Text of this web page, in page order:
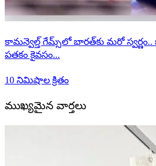
కామన్వెల్త్ గేమ్స్‌లో భారత్‌కు మరో
పతకం కైవసం...
10 నిమిషాల క్రితం
ముఖ్యమైన వార్తలు